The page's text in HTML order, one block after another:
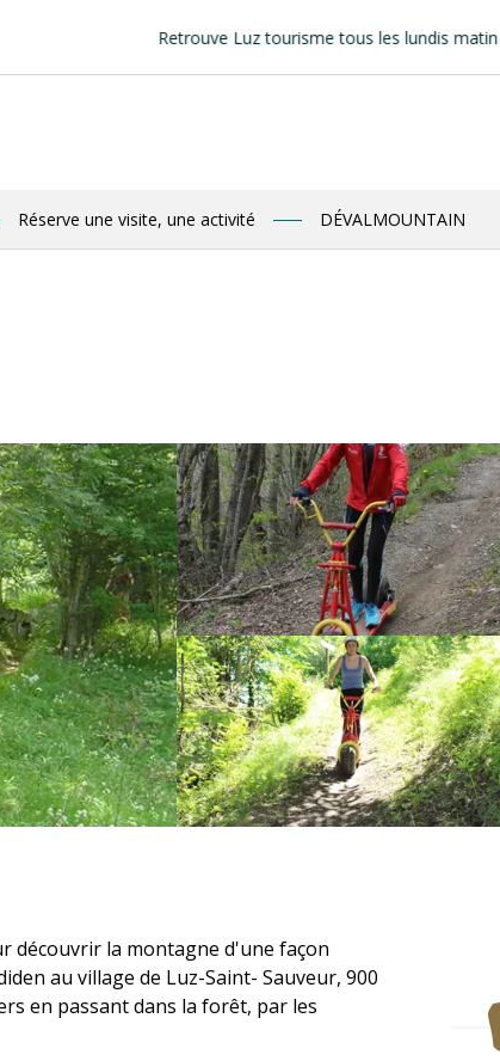
Retrouve Luz tourisme tous les lundis matin au
Réserve une visite, une activité DÉVALMOUNTAIN
découvrir la montagne d'une façon
au village de Luz-Saint- Sauveur, 900
en passant dans la forêt, par les